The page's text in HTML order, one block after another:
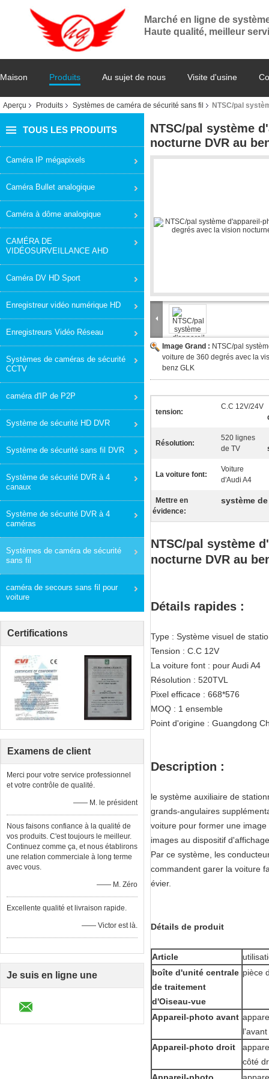
Marché en ligne de
Haute qualité, meilleur
Maison Produits Au sujet de nous Visite d'usine
Aperçu Produits Systèmes de caméra de sécurité sans fil NTSC/pal
TOUS LES PRODUITS
Caméra IP mégapixels
Caméra Bullet analogique
Caméra à dôme analogique
CAMÉRA DE
VIDÉOSURVEILLANCE AHD
Caméra DV HD Sport
Enregistreur vidéo numérique HD
Enregistreurs Vidéo Réseau
Systèmes de caméras de sécurité
CCTV
caméra d'IP de P2P
Système de sécurité HD DVR
Système de sécurité sans fil DVR
Système de sécurité DVR à 4
canaux
Système de sécurité DVR à 4
caméras
Systèmes de caméra de sécurité
sans fil
caméra de secours sans fil pour
voiture
Certifications
Examens de client
Merci pour votre service professionnel
et votre contrôle de qualité.
—— M. le président
Nous faisons confiance à la qualité de
vos produits. C'est toujours le meilleur.
Continuez comme ça, et nous établirons
une relation commerciale à long terme
avec vous.
—— M. Zéro
Excellente qualité et livraison rapide.
—— Victor est là.
Je suis en ligne une
NTSC/pal système
nocturne DVR au
Image Grand : NTSC/pal
voiture de 360 degrés avec la
benz GLK
tension:
C.C 12V/24V
Résolution:
520 lignes
de TV
La voiture font:
Voiture
d'Audi A4
Mettre en
évidence:
système
NTSC/pal système
nocturne DVR au
Détails rapides :
Type : Système visuel de
Tension : C.C 12V
La voiture font : pour Audi A4
Résolution : 520TVL
Pixel efficace : 668*576
MOQ : 1 ensemble
Point d'origine : Guangdong
Description :
le système auxiliaire de
grands-angulaires
voiture pour former une
images au dispositif
Par ce système, les
commandent garer la voiture
évier.
Détails de produit
Article
boîte d'unité centrale
de traitement
d'Oiseau-vue
pièce
Appareil-photo avant
Appareil-photo droit
côté